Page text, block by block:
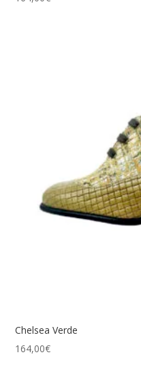
Chelsea Verde
164,00€